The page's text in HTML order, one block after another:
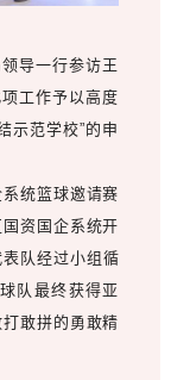
导一行参访王
工作予以高度
示范学校”的申
统篮球邀请赛
资国企系统开
队经过小组循
队最终获得亚
敢拼的勇敢精